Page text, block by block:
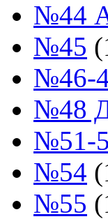
№44
№45
№46-
№48
№51-
№54
№55